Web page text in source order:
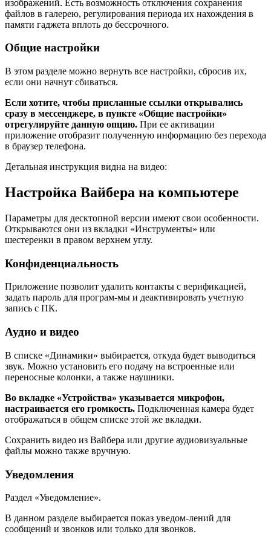
изображений. Есть возможность отключения сохранения
файлов в галерею, регулирования периода их нахождения в
памяти гаджета вплоть до бессрочного.
Общие настройки
В этом разделе можно вернуть все настройки, сбросив их,
если они начнут сбиваться.
Если хотите, чтобы присланные ссылки открывались
сразу в мессенджере, в пункте «Общие настройки»
отрегулируйте данную опцию. При ее активации
приложение отобразит полученную информацию без перехода
в браузер телефона.
Детальная инструкция видна на видео:
Настройка Вайбера на компьютере
Параметры для десктопной версии имеют свои особенности.
Открываются они из вкладки «Инструменты» или
шестеренки в правом верхнем углу.
Конфиденциальность
Приложение позволит удалить контакты с верификацией,
задать пароль для програм-мы и деактивировать учетную
запись с ПК.
Аудио и видео
В списке «Динамики» выбирается, откуда будет выводиться
звук. Можно установить его подачу на встроенные или
переносные колонки, а также наушники.
Во вкладке «Устройства» указывается микрофон,
настраивается его громкость. Подключенная камера будет
отображаться в общем списке этой же вкладки.
Сохранить видео из Вайбера или другие аудиовизуальные
файлы можно также вручную.
Уведомления
Раздел «Уведомление».
В данном разделе выбирается показ уведом-лений для
сообщений и звонков или только для звонков.